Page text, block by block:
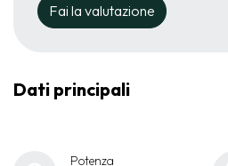
Fai la valutazione
Dati principali
Potenza